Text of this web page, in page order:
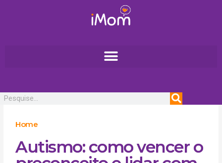
Home
Autismo: como vencer o